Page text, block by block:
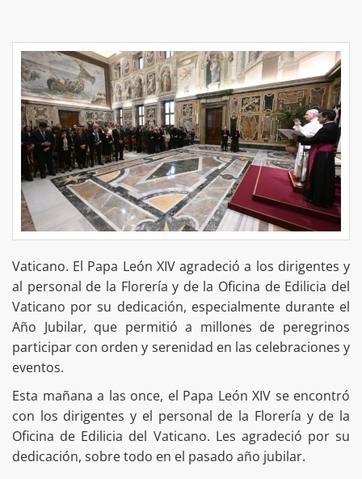
Vaticano. El Papa León XIV agradeció a los dirigentes y
al personal de la Florería y de la Oficina de Edilicia del
Vaticano por su dedicación, especialmente durante el
Año Jubilar, que permitió a millones de peregrinos
participar con orden y serenidad en las celebraciones y
eventos.
Esta mañana a las once, el Papa León XIV se encontró
con los dirigentes y el personal de la Florería y de la
Oficina de Edilicia del Vaticano. Les agradeció por su
dedicación, sobre todo en el pasado año jubilar.